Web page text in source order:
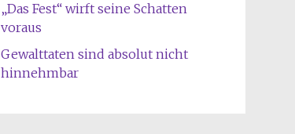
„Das Fest“ wirft seine Schatten
voraus
Gewalttaten sind absolut nicht
hinnehmbar